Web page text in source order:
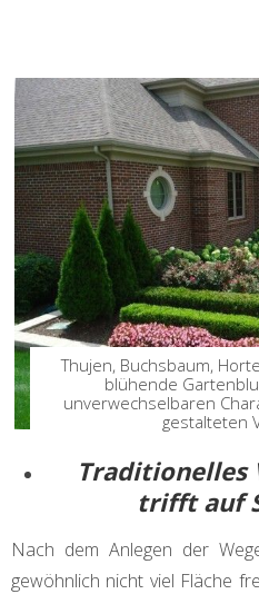
Thujen, Buchsbaum,
blühende
unverwechselbaren
gestalteten
Traditionelles
trifft auf
Nach dem Anlegen der
gewöhnlich nicht viel Fläche